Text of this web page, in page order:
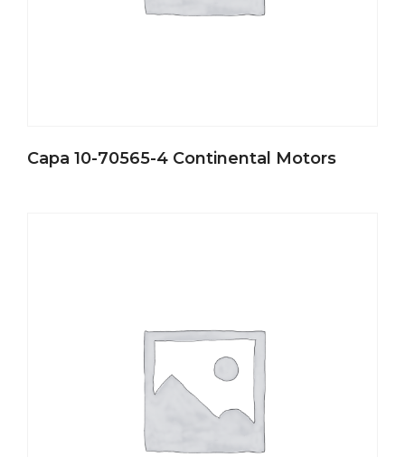
Capa 10-70565-4 Continental Motors